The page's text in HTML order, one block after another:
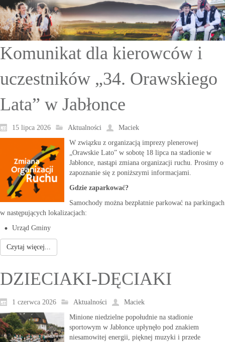
Komunikat dla kierowców i
uczestników „34. Orawskiego
Lata” w Jabłonce
15 lipca 2026 Aktualności Maciek
W związku z organizacją imprezy plenerowej
„Orawskie Lato” w sobotę 18 lipca na stadionie w
Jabłonce, nastąpi zmiana organizacji ruchu. Prosimy o
zapoznanie się z poniższymi informacjami.
Gdzie zaparkować?
Samochody można bezpłatnie parkować na parkingach
w następujących lokalizacjach:
Urząd Gminy
Czytaj więcej...
DZIECIAKI-DĘCIAKI
1 czerwca 2026 Aktualności Maciek
Minione niedzielne popołudnie na stadionie
sportowym w Jabłonce upłynęło pod znakiem
niesamowitej energii, pięknej muzyki i przede